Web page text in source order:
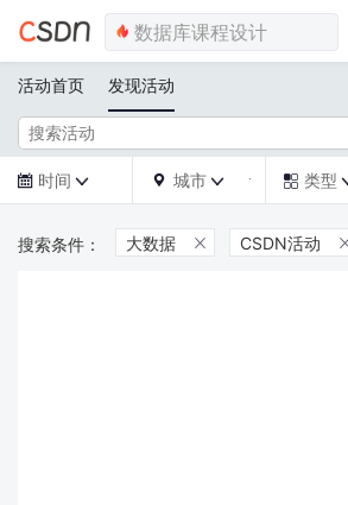
活动首页 发现活动
 时间   城市   类型
大数据  CSDN活动